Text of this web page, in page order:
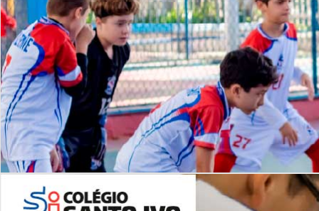
Desafios | Saiba mais
NOSSOCANAL